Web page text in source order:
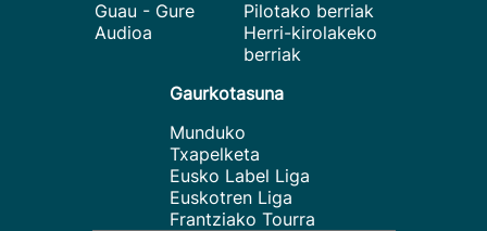
Guau - Gure
Audioa
Pilotako berriak
Herri-kirolakeko
berriak
Gaurkotasuna
Munduko
Txapelketa
Eusko Label Liga
Euskotren Liga
Frantziako Tourra